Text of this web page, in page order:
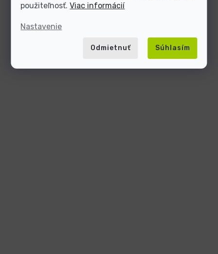
použiteľnosť.Viac informácií
Nastavenie
Odmietnuť Súhlasím